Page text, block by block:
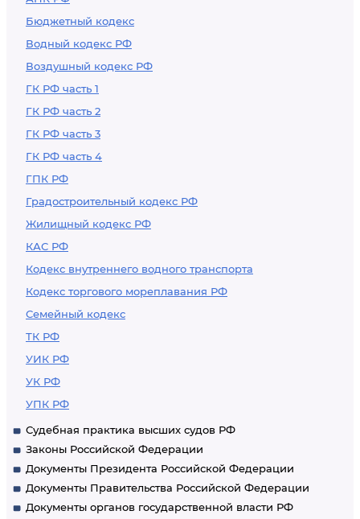
Бюджетный кодекс
Водный кодекс РФ
Воздушный кодекс РФ
ГК РФ часть 1
ГК РФ часть 2
ГК РФ часть 3
ГК РФ часть 4
ГПК РФ
Градостроительный кодекс РФ
Жилищный кодекс РФ
КАС РФ
Кодекс внутреннего водного транспорта
Кодекс торгового мореплавания РФ
Семейный кодекс
ТК РФ
УИК РФ
УК РФ
УПК РФ
Судебная практика высших судов РФ
Законы Российской Федерации
Документы Президента Российской Федерации
Документы Правительства Российской Федерации
Документы органов государственной власти РФ